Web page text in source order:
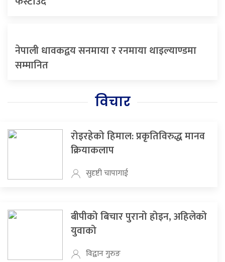
नेपाली धावकद्वय सनमाया र रनमाया थाइल्याण्डमा
सम्मानित
विचार
रोइरहेको हिमाल: प्रकृतिविरुद्ध मानव
क्रियाकलाप
सुदृष्टी चापागाई
बीपीको बिचार पुरानो होइन, अहिलेको
युवाको
विद्वान गुरुङ